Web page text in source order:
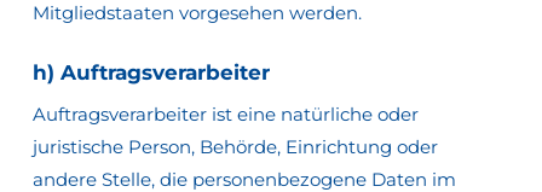
Mitgliedstaaten vorgesehen werden.
h) Auftragsverarbeiter
Auftragsverarbeiter ist eine natürliche oder
juristische Person, Behörde, Einrichtung oder
andere Stelle, die personenbezogene Daten im